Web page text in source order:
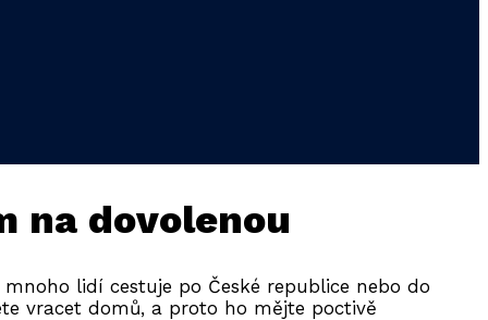
na dovolenou
lidí cestuje po České republice nebo do
vracet domů, a proto ho mějte poctivě